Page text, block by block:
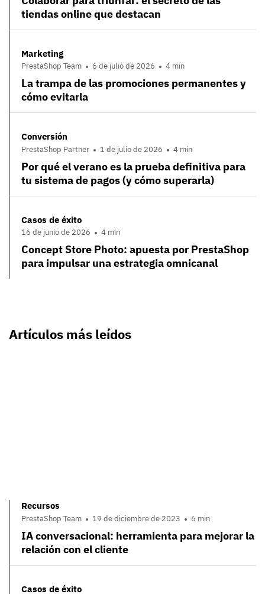
tiendas online que destacan
Marketing
PrestaShop Team 6 de julio de 2026 4 min
La trampa de las promociones permanentes y
cómo evitarla
Conversión
PrestaShop Partner 1 de julio de 2026 4 min
Por qué el verano es la prueba definitiva para
tu sistema de pagos (y cómo superarla)
Casos de éxito
16 de junio de 2026 4 min
Concept Store Photo: apuesta por PrestaShop
para impulsar una estrategia omnicanal
Artículos más leídos
Recursos
PrestaShop Team 19 de diciembre de 2023 6 min
IA conversacional: herramienta para mejorar la
relación con el cliente
Casos de éxito